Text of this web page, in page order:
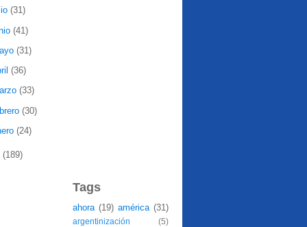
(31)
(41)
(31)
(36)
(33)
(30)
(24)
(189)
Tags
ahora (19) américa (31)
argentinización (5)